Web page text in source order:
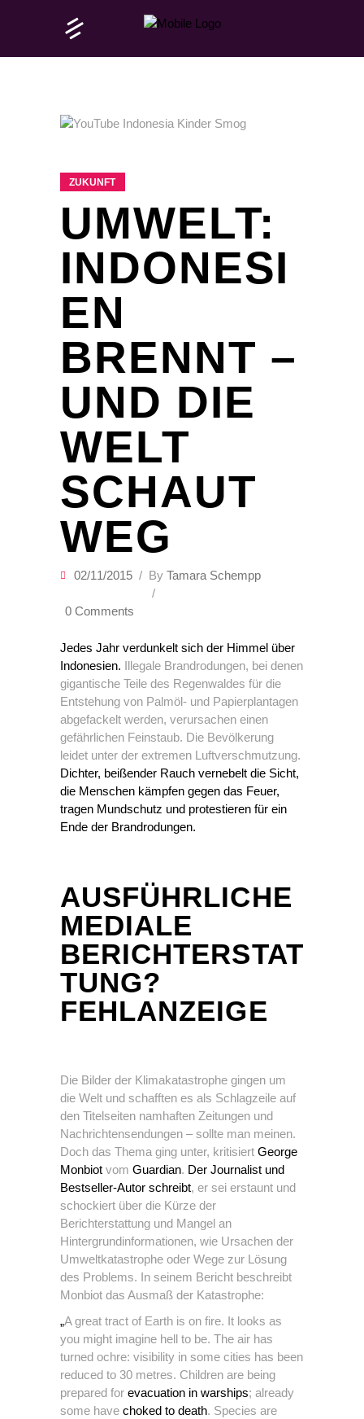
ZUKUNFT
UMWELT:
INDONESI
EN
BRENNT –
UND DIE
WELT
SCHAUT
WEG
02/11/2015 By Tamara Schempp
0 Comments
Jedes Jahr verdunkelt sich der Himmel über
Indonesien. Illegale Brandrodungen, bei denen
gigantische Teile des Regenwaldes für die
Entstehung von Palmöl- und Papierplantagen
abgefackelt werden, verursachen einen
gefährlichen Feinstaub. Die Bevölkerung
leidet unter der extremen Luftverschmutzung.
Dichter, beißender Rauch vernebelt die Sicht,
die Menschen kämpfen gegen das Feuer,
tragen Mundschutz und protestieren für ein
Ende der Brandrodungen.
AUSFÜHRLICHE
MEDIALE
BERICHTERSTAT
TUNG?
FEHLANZEIGE
Die Bilder der Klimakatastrophe gingen um
die Welt und schafften es als Schlagzeile auf
den Titelseiten namhaften Zeitungen und
Nachrichtensendungen – sollte man meinen.
Doch das Thema ging unter, kritisiert George
Monbiot vom Guardian. Der Journalist und
Bestseller-Autor schreibt, er sei erstaunt und
schockiert über die Kürze der
Berichterstattung und Mangel an
Hintergrundinformationen, wie Ursachen der
Umweltkatastrophe oder Wege zur Lösung
des Problems. In seinem Bericht beschreibt
Monbiot das Ausmaß der Katastrophe:
„A great tract of Earth is on fire. It looks as
you might imagine hell to be. The air has
turned ochre: visibility in some cities has been
reduced to 30 metres. Children are being
prepared for evacuation in warships; already
some have choked to death. Species are